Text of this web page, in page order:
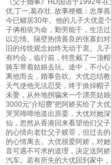
《父子婚事》HD国语于1992年
优,丁一,葛存壮. 故事梗概：忠厚
今已鳏居30年。他的儿子大优是
子俩相依为命，勤劳能干，生活
以忘情。隔壁热情善良的张寡妇
旧的传统观念始终无动于衷。儿
有约会，临行前，特意戴了一顶
骑车带着姑娘去玩。途中，不小
离他而去，婚事告吹。大优总结
天气使他无法忍受，终于掀掉帽
未娶，从外地拐骗来一个漂亮姑
3000元“介绍费”把阿娇买给了大
哭哭啼啼地道出原委，大优对她
仙，忽然从香港回来看望他们父
的心情向老壮父子赎罪，但过去
的心情离去。大优很爱阿娇，对
音可遇不可求的道理，决定送阿
汽车。若有所失的大优回到家中